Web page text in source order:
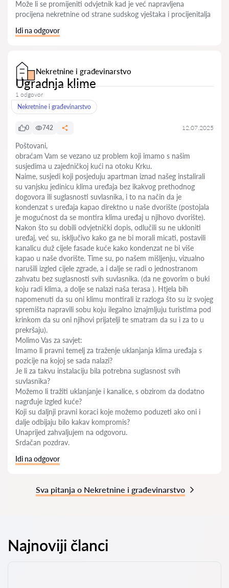
Može li se promijeniti odvjetnik kad je već napravljena
procijena nekretnine od strane sudskog vještaka i procijenitalja
Idi na odgovor
Nekretnine i građevinarstvo
Ugradnja klime
1 odgovor
Nekretnine i građevinarstvo
0 742 12.07.2025
Poštovani,
obraćam Vam se vezano uz problem koji imamo s našim
susjedima u zajedničkoj kući na otoku Krku.
Naime, susjedi koji posjeduju apartman iznad našeg instalirali
su vanjsku jedinicu klima uređaja bez ikakvog prethodnog
dogovora ili suglasnosti suvlasnika, i to na način da je
kondenzat s uređaja kapao direktno u naše dvorište (postojala
je mogućnost da se montira klima uređaj u njihovo dvorište).
Nakon što su dobili odvjetnički dopis, odlučili su ne ukloniti
uređaj, već su, isključivo kako ga ne bi morali micati, postavili
kanalicu duž cijele fasade kuće kako kondenzat ne bi više
kapao u naše dvorište. Time su, po našem mišljenju, vizualno
narušili izgled cijele zgrade, a i dalje se radi o jednostranom
zahvatu bez suglasnosti svih suvlasnika. (da ne govorim o buki
koju radi klima, a dolje se nalazi naša terasa ). Htjela bih
napomenuti da su oni klimu montirali iz razloga što su iz svojeg
spremišta napravili sobu koju ilegalno iznajmljuju turistima pod
krinkom da su oni njihovi prijatelji te smatram da su i za to u
prekršaju).
Molimo Vas za savjet:
Imamo li pravni temelj za traženje uklanjanja klima uređaja s
pozicije na kojoj se sada nalazi?
Je li za takvu instalaciju bila potrebna suglasnost svih
suvlasnika?
Možemo li tražiti uklanjanje i kanalice, s obzirom da dodatno
nagrđuje izgled kuće?
Koji su daljnji pravni koraci koje možemo poduzeti ako oni i
dalje odbijaju bilo kakav kompromis?
Unaprijed zahvaljujem na odgovoru.
Srdačan pozdrav.
Idi na odgovor
Sva pitanja o Nekretnine i građevinarstvo
Najnoviji članci